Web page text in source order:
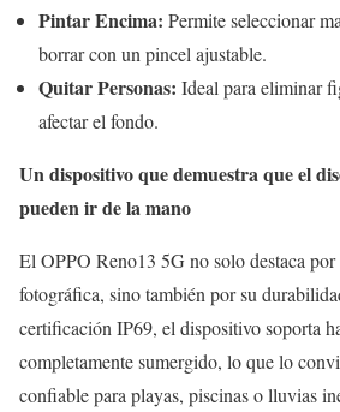
Pintar Encima: Permite seleccionar
borrar con un pincel ajustable.
Quitar Personas: Ideal para eliminar
afectar el fondo.
Un dispositivo que demuestra que el
pueden ir de la mano
El OPPO Reno13 5G no solo destaca por
fotográfica, sino también por su
certificación IP69, el dispositivo soporta
completamente sumergido, lo que lo
confiable para playas, piscinas o lluvias